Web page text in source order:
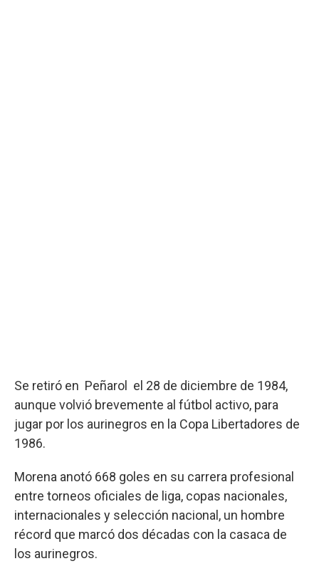
Se retiró en Peñarol el 28 de diciembre de 1984,
aunque volvió brevemente al fútbol activo, para
jugar por los aurinegros en la Copa Libertadores de
1986.
Morena anotó 668 goles en su carrera profesional
entre torneos oficiales de liga, copas nacionales,
internacionales y selección nacional, un hombre
récord que marcó dos décadas con la casaca de
los aurinegros.